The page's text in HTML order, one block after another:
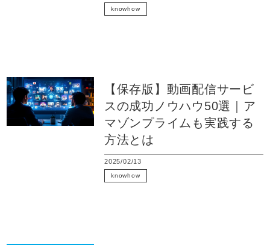
knowhow
【保存版】動画配信サービ
スの成功ノウハウ50選｜ア
マゾンプライムも実践する
方法とは
2025/02/13
knowhow